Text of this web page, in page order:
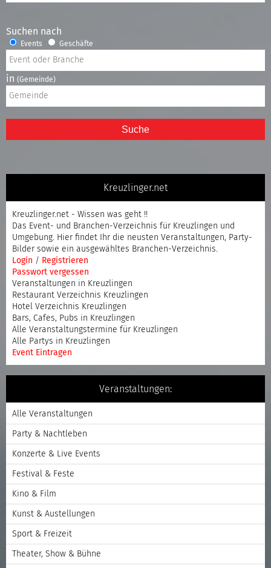
Suchen nach
Events Geschäfte
in (Gemeinde)
Suche
Kreuzlinger.net
Kreuzlinger.net - Wissen was geht !!
Das Event- und Branchen-Verzeichnis für Kreuzlingen und
Umgebung. Hier findet Ihr die neusten Veranstaltungen, Party-
Bilder sowie ein ausgewähltes Branchen-Verzeichnis.
Login / Registrieren
Passwort vergessen
Veranstaltungen in Kreuzlingen
Restaurant Verzeichnis Kreuzlingen
Hotel Verzeichnis Kreuzlingen
Bars, Cafes, Pubs in Kreuzlingen
Alle Veranstaltungstermine für Kreuzlingen
Alle Partys in Kreuzlingen
Event Eintragen
Veranstaltungen:
Alle Veranstaltungen
Party & Nachtleben
Konzerte & Live Events
Festival & Feste
Kino & Film
Kunst & Austellungen
Sport & Freizeit
Theater, Show & Bühne